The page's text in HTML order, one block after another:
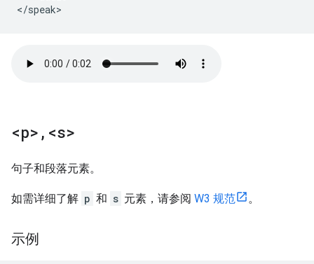
</speak>
<p> , <s>
句子和段落元素。
如需详细了解 p 和 s 元素，请参阅 W3 规范 。
示例